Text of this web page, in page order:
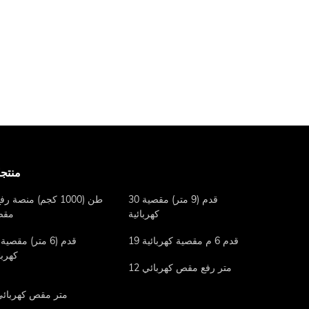
30 قدم (9 متر) مقصية
كهربائية
19 قدم 6 م مقصية كهربائية
12 متر رفع مقص كهربائي
2 متر مقص